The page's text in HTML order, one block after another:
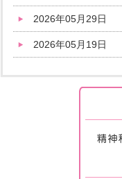
2026年05月29日
2026年05月19日